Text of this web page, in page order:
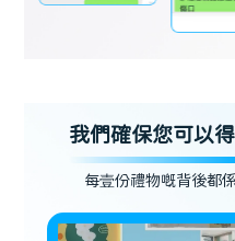
我們確保您可以
每壹份禮物嘅背後都